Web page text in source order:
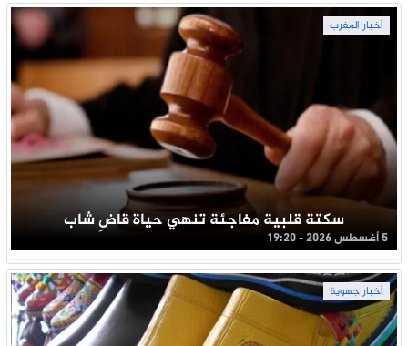
أخبار المغرب
سكتة قلبية مفاجئة تنهي حياة قاضِ شاب
5 أغسطس 2026 - 19:20
أخبار جهوية